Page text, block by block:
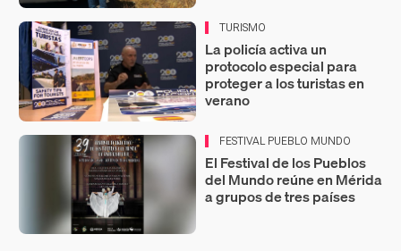
TURISMO
La policía activa un
protocolo especial para
proteger a los turistas en
verano
FESTIVAL PUEBLO MUNDO
El Festival de los Pueblos
del Mundo reúne en Mérida
a grupos de tres países